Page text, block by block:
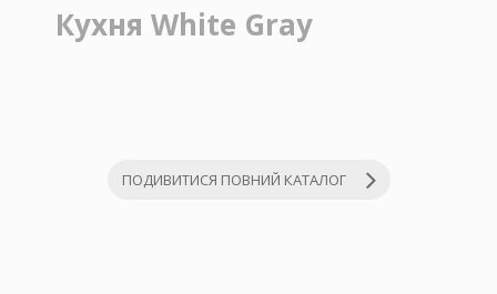
Кухня White Gray
ПОДИВИТИСЯ ПОВНИЙ КАТАЛОГ